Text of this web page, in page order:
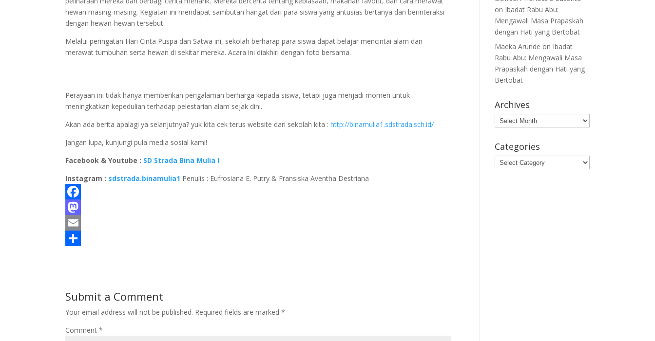
hewan masing-masing. Kegiatan ini mendapat sambutan hangat dari para siswa yang antusias bertanya dan berinteraksi
dengan hewan-hewan tersebut.
Melalui peringatan Hari Cinta Puspa dan Satwa ini, sekolah berharap para siswa dapat belajar mencintai alam dan
merawat tumbuhan serta hewan di sekitar mereka. Acara ini diakhiri dengan foto bersama.
Perayaan ini tidak hanya memberikan pengalaman berharga kepada siswa, tetapi juga menjadi momen untuk
meningkatkan kepedulian terhadap pelestarian alam sejak dini.
Akan ada berita apalagi ya selanjutnya? yuk kita cek terus website dari sekolah kita :http://binamulia1.sdstrada.sch.id/
Jangan lupa, kunjungi pula media sosial kami!
Facebook & Youtube : SD Strada Bina Mulia I
Instagram : sdstrada.binamulia1 Penulis : Eufrosiana E. Putry & Fransiska Aventha Destriana
F
a
c
o
k
M
a
d
o
n
E
lr
e
Submit a Comment
Your email address will not be published. Required fields are marked*
Comment*
on Ibadat Rabu Abu:
Mengawali Masa Prapaskah
dengan Hati yang Bertobat
Maeka Arunde on Ibadat
Rabu Abu: Mengawali Masa
Prapaskah dengan Hati yang
Bertobat
Archives
Archives
Categories
Categories